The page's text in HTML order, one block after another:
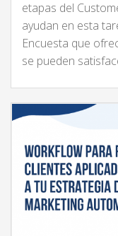
etapas del
ayudan en esta
Encuesta que
se pueden